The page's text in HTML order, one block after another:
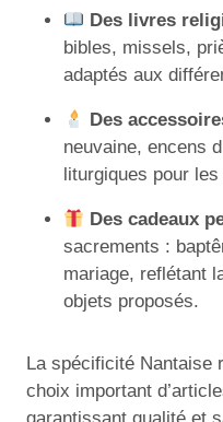
Des livres
bibles, missels,
adaptés aux
Des
neuvaine, encens
liturgiques pour
Des cadeaux
sacrements :
mariage, reflétant
objets proposés.
La spécificité Nantaise
choix important